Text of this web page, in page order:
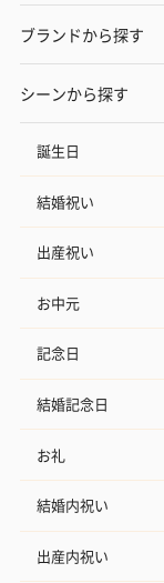
ブランドから探す
シーンから探す
誕生日
結婚祝い
出産祝い
お中元
記念日
結婚記念日
お礼
結婚内祝い
出産内祝い